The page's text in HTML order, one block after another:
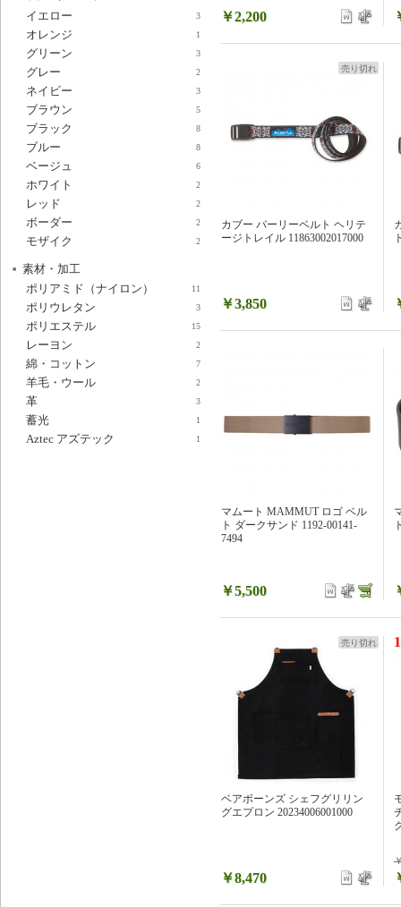
￥2,200
カブー バーリーベルト ヘリテ
ージトレイル 11863002017000
￥3,850
売り切れ
マムート MAMMUT ロゴ ベル
ト ダークサンド 1192-00141-
7494
￥5,500
ベアボーンズ シェフグリリン
グエプロン 20234006001000
￥8,470
売り切れ
イエロー
3
オレンジ 1
グリーン 3
グレー 2
ネイビー 3
ブラウン 5
ブラック 8
ブルー 8
ベージュ 6
ホワイト 2
レッド 2
ボーダー 2
モザイク 2
素材・加工
ポリアミド（ナイロン）
11
ポリウレタン 3
ポリエステル 15
レーヨン 2
綿・コットン 7
羊毛・ウール 2
革 3
蓄光 1
Aztec アズテック 1